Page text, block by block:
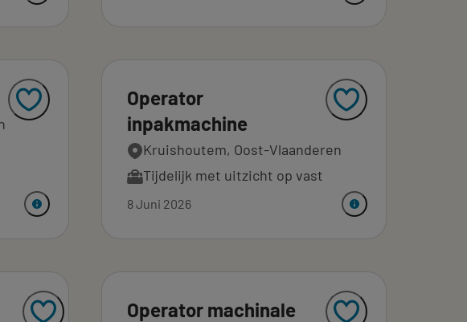
Operator
inpakmachine
Kruishoutem, Oost-Vlaanderen
Tijdelijk met uitzicht op vast
8 Juni 2026
Operator machinale